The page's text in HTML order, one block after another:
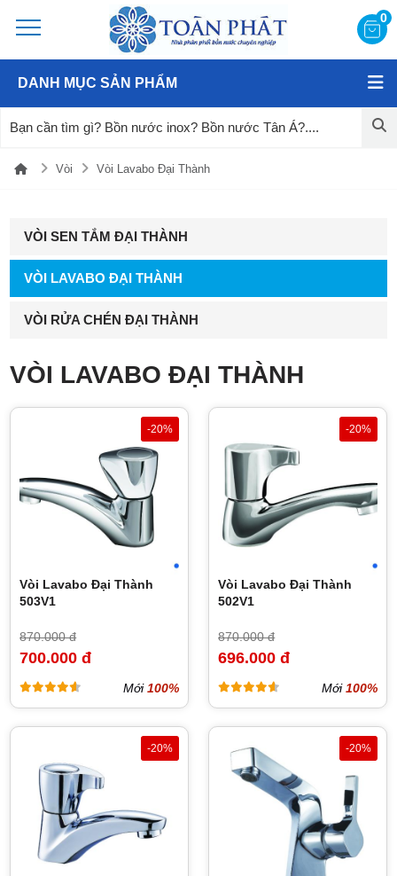
0
DANH MỤC SẢN PHẨM
Vòi Vòi Lavabo Đại Thành
VÒI SEN TẮM ĐẠI THÀNH
VÒI LAVABO ĐẠI THÀNH
VÒI RỬA CHÉN ĐẠI THÀNH
VÒI LAVABO ĐẠI THÀNH
-20%
Vòi Lavabo Đại Thành
503V1
870.000 đ
700.000 đ
Mới100%
-20%
Vòi Lavabo Đại Thành
502V1
870.000 đ
696.000 đ
Mới100%
-20% -20%